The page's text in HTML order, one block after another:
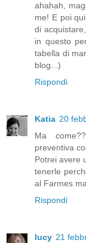
ahahah,
me! E poi
di
in questo
tabella di
blog...)
Rispondi
Katia 20
Ma
preventiva
Potrei avere
tenerle
al Farmes
Rispondi
lucy 21